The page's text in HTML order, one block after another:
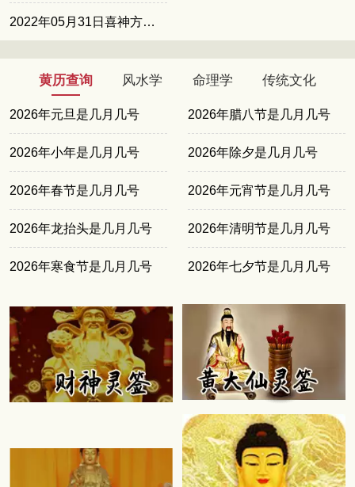
2022年05月31日喜神方位东北
黄历查询 风水学 命理学 传统文化
2026年元旦是几月几号 2026年腊八节是几月几号
2026年小年是几月几号 2026年除夕是几月几号
2026年春节是几月几号 2026年元宵节是几月几号
2026年龙抬头是几月几号 2026年清明节是几月几号
2026年寒食节是几月几号 2026年七夕节是几月几号